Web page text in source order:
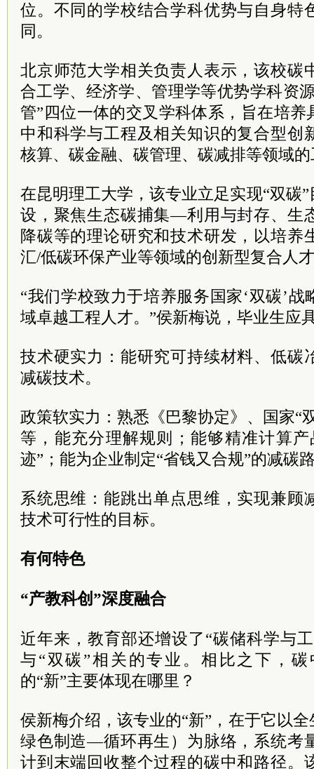
位。不同的学校结合学科优势与自身特
同。
北京师范大学相关负责人表示，该校碳
合工学、经济学、管理学等优势学科
管”四位一体的交叉学科体系，旨在培
中和科学与工程及相关知识的复合型创
核算、碳金融、碳管理、碳减排等领域
在昆明理工大学，该专业立足实现“双碳
设，聚焦生态碳捕集—利用与封存、生
降碳等的理论研究和技术研发，以培养
汇/低碳环保产业等领域的创新型复合人
“我们学校致力于培养服务国家‘双碳’
域卓越工程人才。”侯新梅说，毕业生
技术硬实力：能研究可持续材料、低碳
减碳技术。
政策软实力：熟悉《巴黎协定》、国家“
等，能充分理解规则；能够精准计算
迹”；能为企业制定“省钱又合规”的减碳
系统思维：能跳出单点思维，实现兼顾
技术可行性的目标。
有何特色
“产教科创”深度融合
近年来，教育部还增设了“碳储科学与
与“双碳”相关的专业。相比之下，
的“新”主要体现在哪里？
侯新梅介绍，该专业的“新”，在于它以
绿色制造—循环再生）为脉络，系统考
计到末端回收整个过程的碳中和路径。